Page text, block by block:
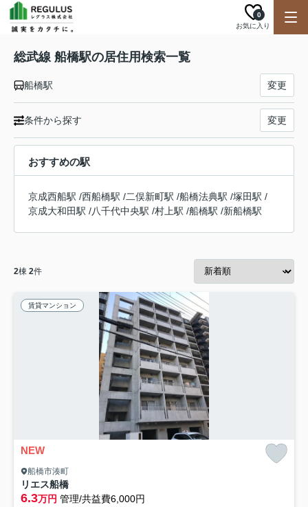
お気に入り
0
総武線 船橋駅の居住用検索一覧
船橋駅 変更
条件から探す 変更
おすすめの駅
京成西船駅 /西船橋駅 /二俣新町駅 /船橋法典駅 /塚田駅 /
京成大和田駅 /八千代中央駅 /村上駅 /船橋駅 /新船橋駅
2棟 2件
賃貸マンション
NEW
船橋市湊町
リエス船橋
6.3万円 管理/共益費6,000円